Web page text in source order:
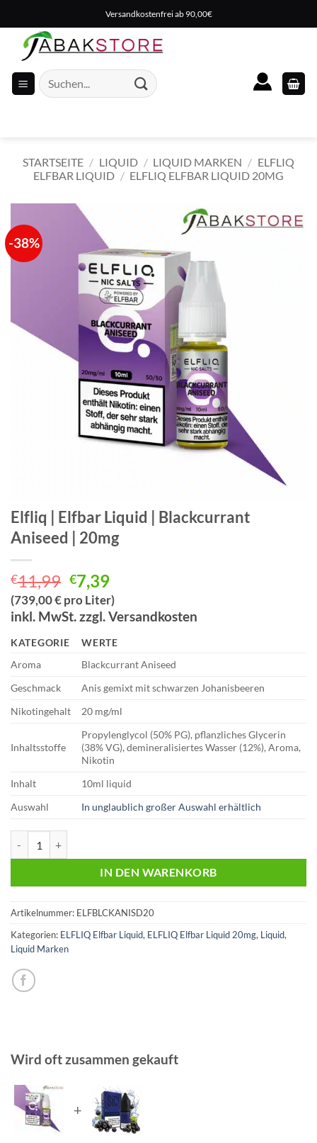
Inhalt
springen
Versandkostenfrei ab 90,00€
Suche
nach:
STARTSEITE / LIQUID / LIQUID MARKEN / ELFLIQ
ELFBAR LIQUID / ELFLIQ ELFBAR LIQUID 20MG
-38%
Elfliq | Elfbar Liquid | Blackcurrant
Aniseed | 20mg
€11,99 Ursprünglicher
Preis
war:
€7,39Aktueller
Preis
ist:
(739,00 € pro Liter)
inkl. MwSt. zzgl. Versandkosten
KATEGORIE
WERTE
Aroma
Blackcurrant Aniseed
Geschmack
Anis gemixt mit schwarzen Johanisbeeren
Nikotingehalt
20 mg/ml
Inhaltsstoffe
Propylenglycol (50% PG), pflanzliches Glycerin
(38% VG), demineralisiertes Wasser (12%), Aroma,
Nikotin
Inhalt
10ml liquid
Auswahl
In unglaublich großer Auswahl erhältlich
IN DEN WARENKORB
Artikelnummer: ELFBLCKANISD20
Kategorien: ELFLIQ Elfbar Liquid, ELFLIQ Elfbar Liquid 20mg, Liquid,
Liquid Marken
Wird oft zusammen gekauft
+